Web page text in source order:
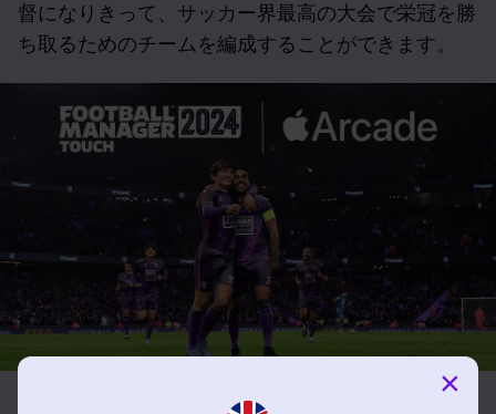
督になりきって、サッカー界最高の大会で栄冠を勝
ち取るためのチームを編成することができます。
偉大な監督を目指す道において、進化は決して止まりま×